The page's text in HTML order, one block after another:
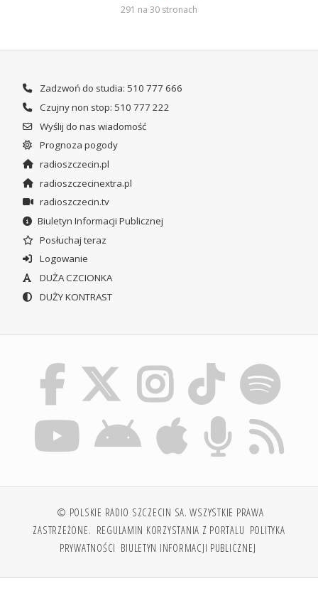
291 na 30 stronach
Zadzwoń do studia: 510 777 666
Czujny non stop: 510 777 222
Wyślij do nas wiadomość
Prognoza pogody
radioszczecin.pl
radioszczecinextra.pl
radioszczecin.tv
Biuletyn Informacji Publicznej
Posłuchaj teraz
Logowanie
DUŻA CZCIONKA
DUŻY KONTRAST
© POLSKIE RADIO SZCZECIN SA. WSZYSTKIE PRAWA
ZASTRZEŻONE. REGULAMIN KORZYSTANIA Z PORTALU POLITYKA
PRYWATNOŚCI BIULETYN INFORMACJI PUBLICZNEJ